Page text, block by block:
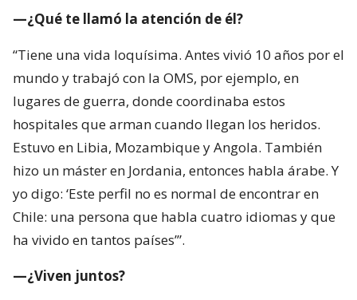
—¿Qué te llamó la atención de él?
“Tiene una vida loquísima. Antes vivió 10 años por el
mundo y trabajó con la OMS, por ejemplo, en
lugares de guerra, donde coordinaba estos
hospitales que arman cuando llegan los heridos.
Estuvo en Libia, Mozambique y Angola. También
hizo un máster en Jordania, entonces habla árabe. Y
yo digo: ‘Este perfil no es normal de encontrar en
Chile: una persona que habla cuatro idiomas y que
ha vivido en tantos países’”.
—¿Viven juntos?